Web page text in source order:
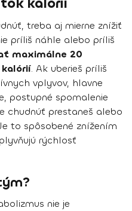
treba aj mierne znížiť
príliš náhle alebo príliš
maximálne 20
. Ak uberieš príliš
vplyvov, hlavne
postupné spomalenie
chudnúť prestaneš alebo
to spôsobené znížením
rýchlosť
nie je